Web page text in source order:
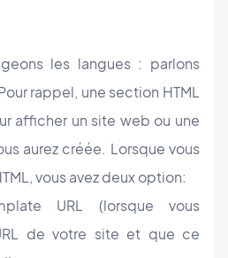
les langues : parlons
rappel, une section HTML
afficher un site web ou une
aurez créée. Lorsque vous
vous avez deux option:
URL (lorsque vous
de votre site et que ce